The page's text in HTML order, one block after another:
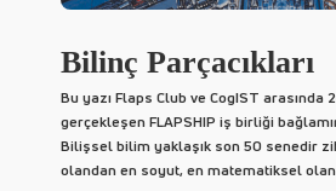
Bilinç Parçacıkları
Bu yazı Flaps Club ve CogIST arasında
gerçekleşen FLAPSHIP iş birliği
Bilişsel bilim yaklaşık son 50 senedir
olandan en soyut, en matematiksel